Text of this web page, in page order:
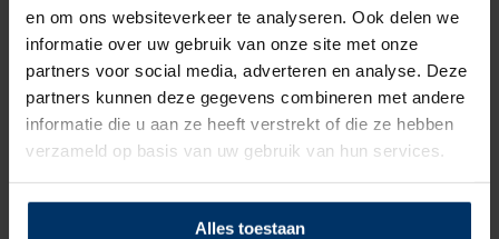
en om ons websiteverkeer te analyseren. Ook delen we
informatie over uw gebruik van onze site met onze
partners voor social media, adverteren en analyse. Deze
partners kunnen deze gegevens combineren met andere
informatie die u aan ze heeft verstrekt of die ze hebben
verzameld op basis van uw gebruik van hun services.
Alles toestaan
5 van 5
Stevige schoenen die een hoop kunnen hebben. Halfhoog is
top: geeft wel steun aan enkel maar beperkt bewegingen
niet. Kreeg van werkgever een 2e hands set die in 3/4 jaar
intensief gebruikt zijn tijdens opleiding en werk. Heb nu
nieuwe besteld
+ Goede stevige verharde neus